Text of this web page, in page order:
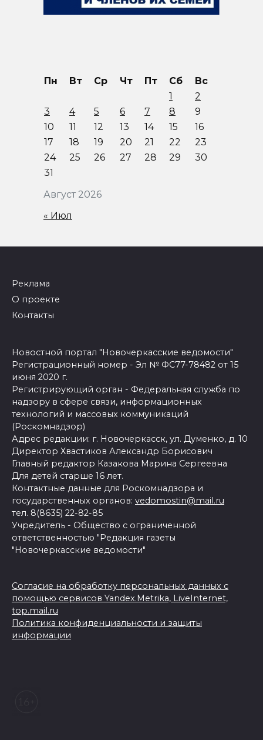
Август 2026
Пн Вт Ср Чт Пт Сб
Вс
1
2
3
4 5 6 7 8
9
10
11 12 13 14 15
16
17
18 19 20 21 22
23
24
25 26 27 28 29
30
31
« Июл
Реклама
О проекте
Контакты
Новостной портал "Новочеркасские ведомости"
Регистрационный номер - Эл № ФС77-78482 от 15
июня 2020 г.
Регистрирующий орган - Федеральная служба по
надзору в сфере связи, информационных
технологий и массовых коммуникаций
(Роскомнадзор)
Адрес редакции: г. Новочеркасск, ул. Думенко, д. 10
Директор Хвастиков Александр Борисович
Главный редактор Казакова Марина Сергеевна
Для детей старше 16 лет.
Контактные данные для Роскомнадзора и
государственных органов: vedomostin@mail.ru
тел. 8(8635) 22-82-85
Учредитель - Общество с ограниченной
ответственностью "Редакция газеты
"Новочеркасские ведомости"
Согласие на обработку персональных данных с
помощью сервисов Yandex.Metrika, LiveInternet,
top.mail.ru
Политика конфиденциальности и защиты
информации